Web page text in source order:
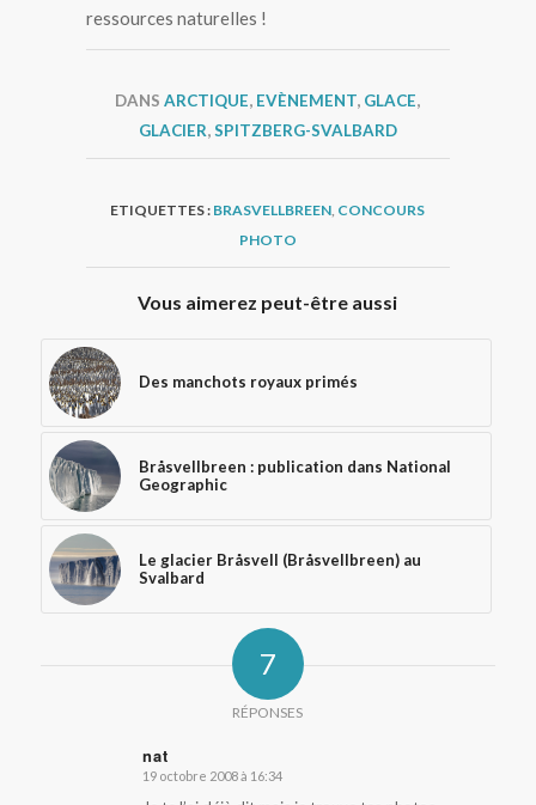
ressources naturelles !
DANSARCTIQUE, EVÈNEMENT, GLACE,
GLACIER,SPITZBERG-SVALBARD
ETIQUETTES : BRASVELLBREEN CONCOURS
PHOTO
Vous aimerez peut-être aussi
Des manchots royaux primés
Bråsvellbreen : publication dans National
Geographic
Le glacier Bråsvell (Bråsvellbreen) au
Svalbard
7
RÉPONSES
nat
dit
19 octobre 2008 à 16:34